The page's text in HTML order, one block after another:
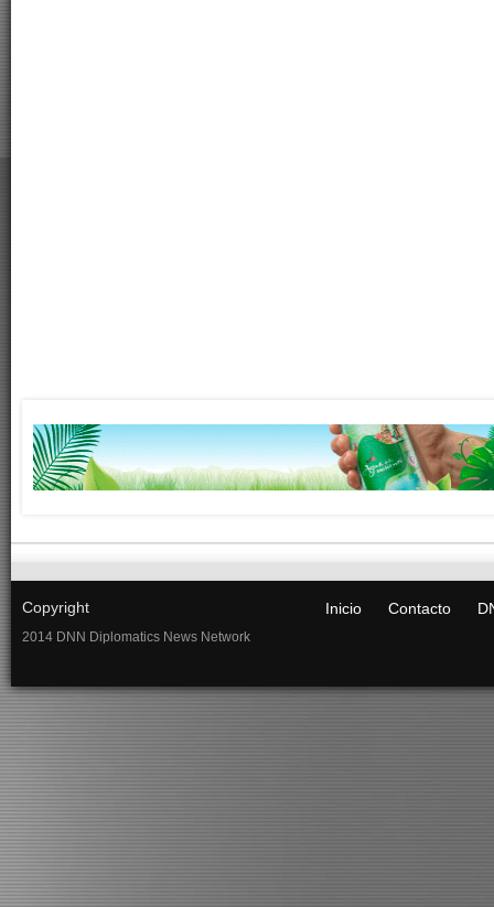
Copyright
2014 DNN Diplomatics News Network
Inicio Contacto